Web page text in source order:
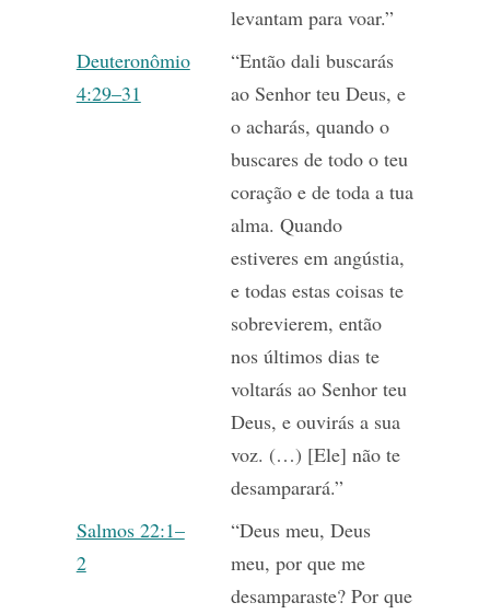
levantam para voar.”
Deuteronômio
4:29–31
“Então dali buscarás
ao Senhor teu Deus, e
o acharás, quando o
buscares de todo o teu
coração e de toda a tua
alma. Quando
estiveres em angústia,
e todas estas coisas te
sobrevierem, então
nos últimos dias te
voltarás ao Senhor teu
Deus, e ouvirás a sua
voz. (…) [Ele] não te
desamparará.”
Salmos 22:1–
2
“Deus meu, Deus
meu, por que me
desamparaste? Por que